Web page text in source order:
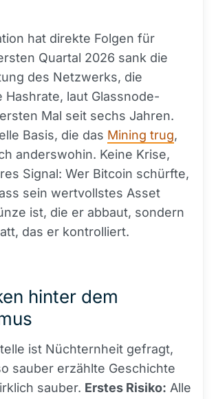
hat direkte Folgen für
Quartal 2026 sank die
des Netzwerks, die
Hashrate, laut Glassnode-
Mal seit sechs Jahren.
Basis, die das Mining trug,
anderswohin. Keine Krise,
Signal: Wer Bitcoin schürfte,
sein wertvollstes Asset
ist, die er abbaut, sondern
das er kontrolliert.
hinter dem
ist Nüchternheit gefragt,
sauber erzählte Geschichte
sauber. Erstes Risiko: Alle